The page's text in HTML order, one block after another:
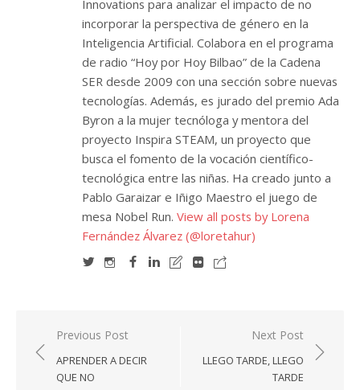
Innovations para analizar el impacto de no
incorporar la perspectiva de género en la
Inteligencia Artificial. Colabora en el programa
de radio “Hoy por Hoy Bilbao” de la Cadena
SER desde 2009 con una sección sobre nuevas
tecnologías. Además, es jurado del premio Ada
Byron a la mujer tecnóloga y mentora del
proyecto Inspira STEAM, un proyecto que
busca el fomento de la vocación científico-
tecnológica entre las niñas. Ha creado junto a
Pablo Garaizar e Iñigo Maestro el juego de
mesa Nobel Run. View all posts by Lorena
Fernández Álvarez (@loretahur)
Navegación
de
entradas
Previous Post
APRENDER A DECIR
QUE NO
Next Post
LLEGO TARDE, LLEGO
TARDE